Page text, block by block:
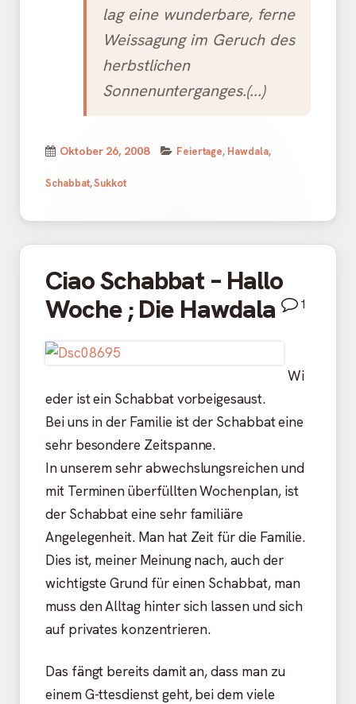
lag eine wunderbare, ferne
Weissagung im Geruch des
herbstlichen
Sonnenunterganges.(...)
Veröffentlicht
am
Oktober 26, 2008 Kategorien
Feiertage, Hawdala,
Schabbat,Sukkot
Ciao Schabbat – Hallo
Woche ; Die Hawdala
1
Wi
eder ist ein Schabbat vorbeigesaust.
Bei uns in der Familie ist der Schabbat eine
sehr besondere Zeitspanne.
In unserem sehr abwechslungsreichen und
mit Terminen überfüllten Wochenplan, ist
der Schabbat eine sehr familiäre
Angelegenheit. Man hat Zeit für die Familie.
Dies ist, meiner Meinung nach, auch der
wichtigste Grund für einen Schabbat, man
muss den Alltag hinter sich lassen und sich
auf privates konzentrieren.
Das fängt bereits damit an, dass man zu
einem G-ttesdienst geht, bei dem viele